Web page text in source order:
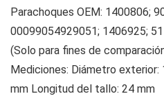
Parachoques OEM: 1400806;
00099054929051; 1406925;
(Solo para fines de
Mediciones: Diámetro
mm Longitud del tallo: 24 mm